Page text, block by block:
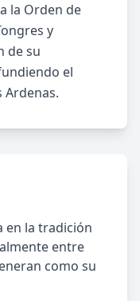
la Orden de
y
de su
el
Ardenas.
en la tradición
entre
como su